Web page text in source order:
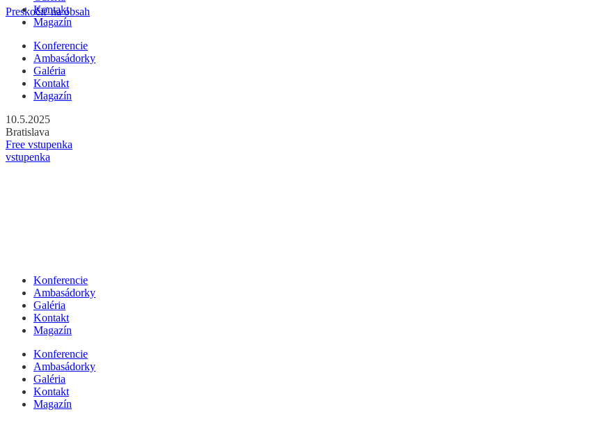
Preskočiť na obsah
Kontakt
Magazín
Konferencie
Ambasádorky
Galéria
Kontakt
Magazín
10.5.2025
Bratislava
Free vstupenka
vstupenka
Konferencie
Ambasádorky
Galéria
Kontakt
Magazín
Konferencie
Ambasádorky
Galéria
Kontakt
Magazín